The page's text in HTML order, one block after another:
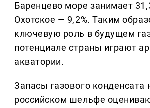
Баренцево море занимает
Охотское — 9,2%. Таким
ключевую роль в будущем
потенциале страны играют
акватории.
Запасы газового конденсата
российском шельфе